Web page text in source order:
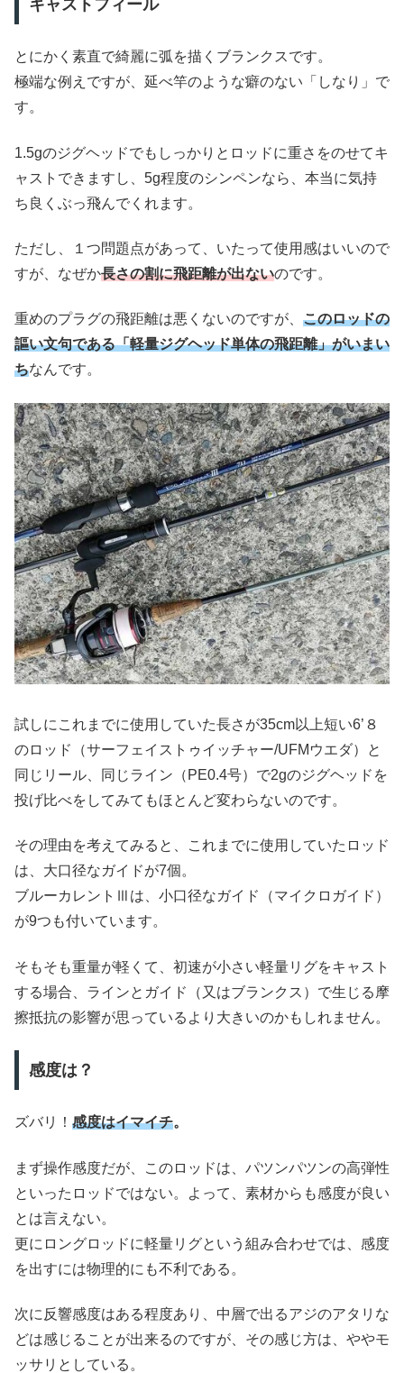
キャストフィール
とにかく素直で綺麗に弧を描くブランクスです。
極端な例えですが、延べ竿のような癖のない「しなり」で
す。
1.5gのジグヘッドでもしっかりとロッドに重さをのせてキ
ャストできますし、5g程度のシンペンなら、本当に気持
ち良くぶっ飛んでくれます。
ただし、１つ問題点があって、いたって使用感はいいので
すが、なぜか長さの割に飛距離が出ないのです。
重めのプラグの飛距離は悪くないのですが、 このロッドの
謳い文句である「軽量ジグヘッド単体の飛距離」がいまい
ちなんです。
試しにこれまでに使用していた長さが35cm以上短い6’８
のロッド（サーフェイストゥイッチャー/UFMウエダ）と
同じリール、同じライン（PE0.4号）で2gのジグヘッドを
投げ比べをしてみてもほとんど変わらないのです。
その理由を考えてみると、これまでに使用していたロッド
は、大口径なガイドが7個。
ブルーカレントⅢは、小口径なガイド（マイクロガイド）
が9つも付いています。
そもそも重量が軽くて、初速が小さい軽量リグをキャスト
する場合、ラインとガイド（又はブランクス）で生じる摩
擦抵抗の影響が思っているより大きいのかもしれません。
感度は？
ズバリ！ 感度はイマイチ。
まず操作感度だが、このロッドは、パツンパツンの高弾性
といったロッドではない。よって、素材からも感度が良い
とは言えない。
更にロングロッドに軽量リグという組み合わせでは、感度
を出すには物理的にも不利である。
次に反響感度はある程度あり、中層で出るアジのアタリな
どは感じることが出来るのですが、その感じ方は、ややモ
ッサリとしている。